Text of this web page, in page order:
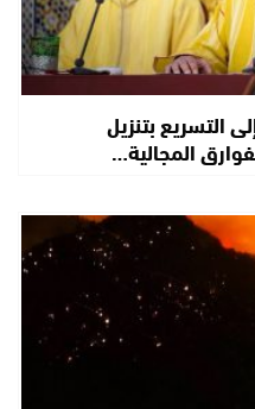
التسريع بتنزيل
المجالية…